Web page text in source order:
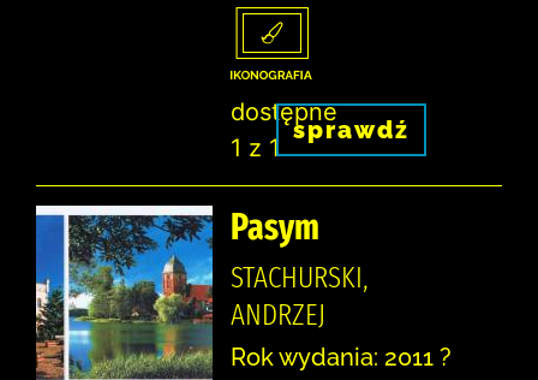
dostępne
1 z 1
sprawdź
Pasym
STACHURSKI,
ANDRZEJ
Rok wydania: 2011 ?